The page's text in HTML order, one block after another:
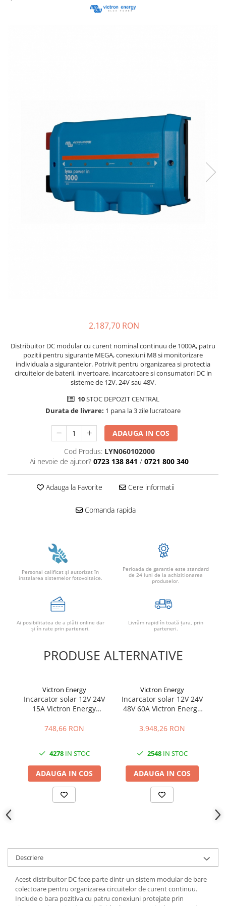
Cabluri semnalizare si control
Cabluri semnalizare si control
2.187,70 RON
Distribuitor DC modular cu curent nominal continuu de 1000A, patru
pozitii pentru sigurante MEGA, conexiuni M8 si monitorizare
individuala a sigurantelor. Potrivit pentru organizarea si protectia
circuitelor de baterii, invertoare, incarcatoare si consumatori DC in
sisteme de 12V, 24V sau 48V.
10STOC DEPOZIT CENTRAL
Durata de livrare: 1 pana la 3 zile lucratoare
ADAUGA IN COS
Cod Produs: LYN060102000
Ai nevoie de ajutor? 0723 138 841 / 0721 800 340
Adauga la Favorite Cere informatii
Comanda rapida
Personal calificat şi autorizat în
instalarea sistemelor fotovoltaice.
Perioada de garantie este standard
de 24 luni de la achizitionarea
produselor.
Ai posibilitatea de a plăti online dar
şi în rate prin parteneri.
Livrăm rapid în toată țara, prin
parteneri.
PRODUSE ALTERNATIVE
Victron Energy
Incarcator solar 12V 24V
15A Victron Energy
748,66 RON
4278IN STOC
ADAUGA IN COS
Victron Energy
Incarcator solar 12V 24V
48V 60A Victron Energy
Tr
3.948,26 RON
2548IN STOC
ADAUGA IN COS
Descriere
Acest distribuitor DC face parte dintr-un sistem modular de bare
colectoare pentru organizarea circuitelor de curent continuu.
Include o bara pozitiva cu patru conexiuni protejate prin